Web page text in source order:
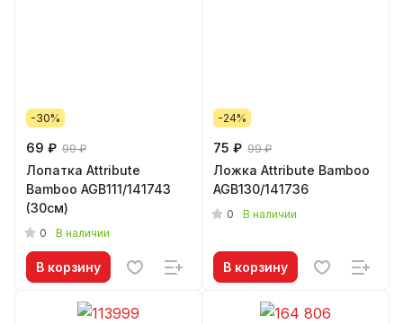
-30%
69 ₽ 99 ₽
Лопатка Attribute
Bamboo AGB111/141743
(30см)
0 В наличии
В корзину
-24%
75 ₽ 99 ₽
Ложка Attribute Bamboo
AGB130/141736
0 В наличии
В корзину